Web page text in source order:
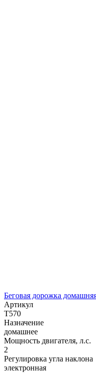
Беговая дорожка
Артикул
T570
Назначение
домашнее
Мощность двигателя, л.с.
2
Регулировка угла наклона
электронная